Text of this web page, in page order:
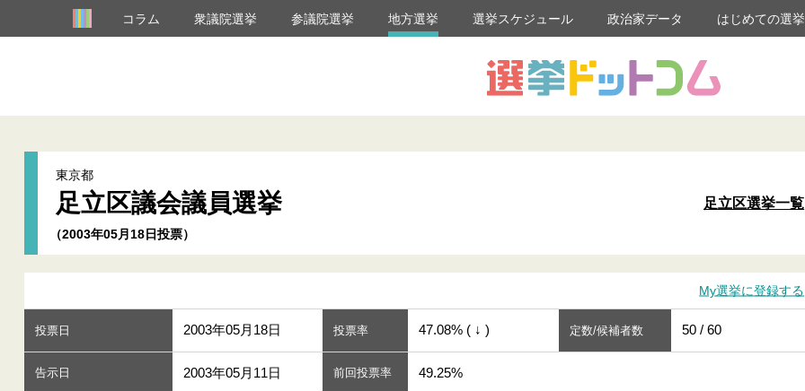
コラム 衆議院選挙 参議院選挙 地方選挙 選挙スケジュール 政治家データ はじめての選挙
東京都
足立区議会議員選挙
（2003年05月18日投票）
足立区選挙一覧
My選挙に登録する
投票日 2003年05月18日 投票率 47.08% ( ↓ ) 定数/候補者数 50 / 60
告示日 2003年05月11日 前回投票率 49.25%